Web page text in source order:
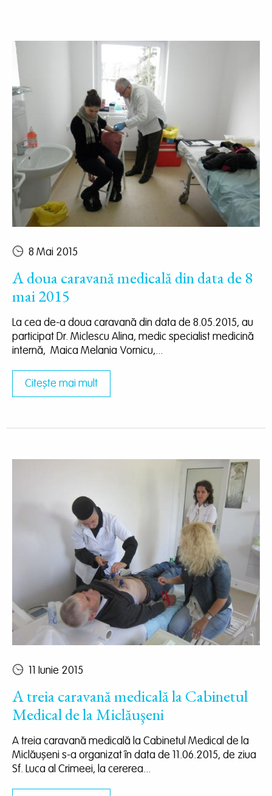
8 Mai 2015
A doua caravană medicală din data de 8
mai 2015
La cea de-a doua caravană din data de 8.05.2015, au
participat Dr. Miclescu Alina, medic specialist medicină
internă, Maica Melania Vornicu,...
Citește mai mult
11 Iunie 2015
A treia caravană medicală la Cabinetul
Medical de la Miclăuşeni
A treia caravană medicală la Cabinetul Medical de la
Miclăuşeni s-a organizat în data de 11.06.2015, de ziua
Sf. Luca al Crimeei, la cererea...